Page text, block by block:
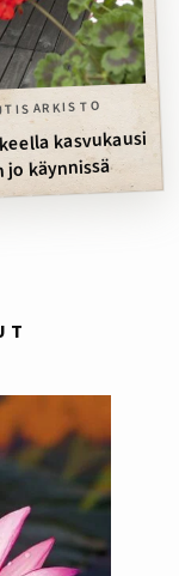
kasvukausi
jo käynnissä